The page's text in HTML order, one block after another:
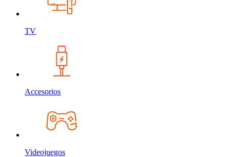
TV
Accesorios
Videojuegos